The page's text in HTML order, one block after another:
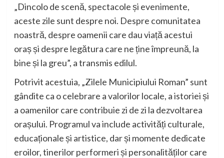
„Dincolo de scenă, spectacole și evenimente,
aceste zile sunt despre noi. Despre comunitatea
noastră, despre oamenii care dau viață acestui
oraș și despre legătura care ne ține împreună, la
bine și la greu”, a transmis edilul.
Potrivit acestuia, „Zilele Municipiului Roman” sunt
gândite ca o celebrare a valorilor locale, a istoriei și
a oamenilor care contribuie zi de zi la dezvoltarea
orașului. Programul va include activități culturale,
educaționale și artistice, dar și momente dedicate
eroilor, tinerilor performeri și personalităților care